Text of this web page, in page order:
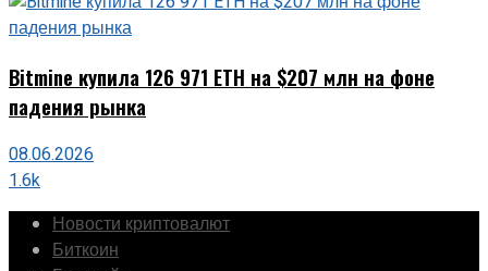
Bitmine купила 126 971 ETH на $207 млн на фоне
падения рынка
08.06.2026
1.6k
Новости криптовалют
Биткоин